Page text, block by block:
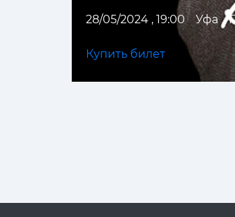
28/05/2024 , 19:00 Уфа
Купить билет